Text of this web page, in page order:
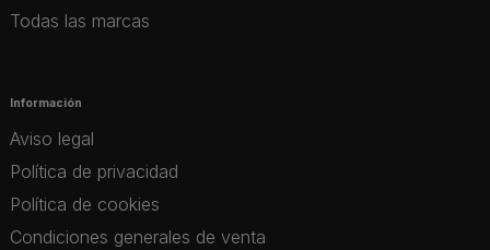
Todas las marcas
Información
Aviso legal
Política de privacidad
Política de cookies
Condiciones generales de venta